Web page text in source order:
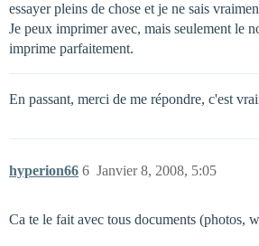
essayer pleins de chose et je ne sais
Je peux imprimer avec, mais seulement le
imprime parfaitement.
En passant, merci de me répondre, c'est
hyperion66 Janvier 8, 2008, 5:05
6
Ca te le fait avec tous documents (photos,